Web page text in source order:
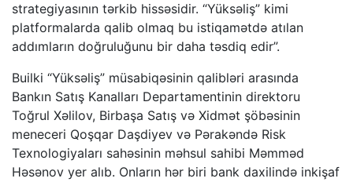
strategiyasının tərkib hissəsidir. “Yüksəliş” kimi
platformalarda qalib olmaq bu istiqamətdə atılan
addımların doğruluğunu bir daha təsdiq edir”.
Builki “Yüksəliş” müsabiqəsinin qalibləri arasında
Bankın Satış Kanalları Departamentinin direktoru
Toğrul Xəlilov, Birbaşa Satış və Xidmət şöbəsinin
meneceri Qoşqar Daşdiyev və Pərakəndə Risk
Texnologiyaları sahəsinin məhsul sahibi Məmməd
Həsənov yer alıb. Onların hər biri bank daxilində inkişaf